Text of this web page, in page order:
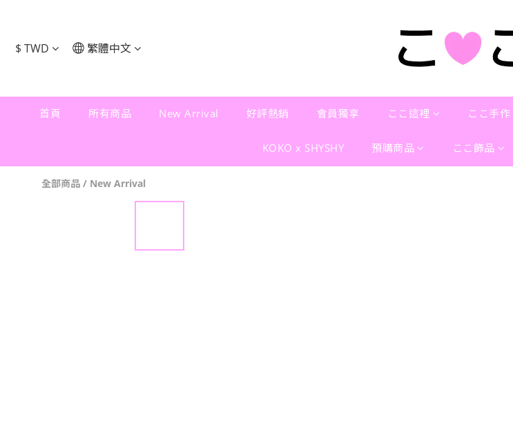
$ TWD 繁體中文
首頁 所有商品 New Arrival 好評熱銷 會員獨享 ここ這裡 ここ手作
KOKO x SHYSHY 預購商品 ここ飾品
全部商品 / New Arrival